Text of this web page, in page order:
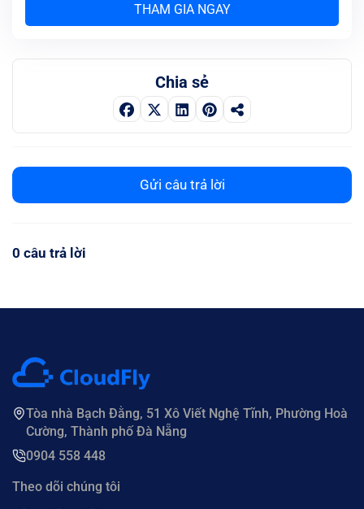
THAM GIA NGAY
Chia sẻ
Gửi câu trả lời
0 câu trả lời
Tòa nhà Bạch Đằng, 51 Xô Viết Nghệ Tĩnh, Phường Hoà
Cường, Thành phố Đà Nẵng
0904 558 448
Theo dõi chúng tôi